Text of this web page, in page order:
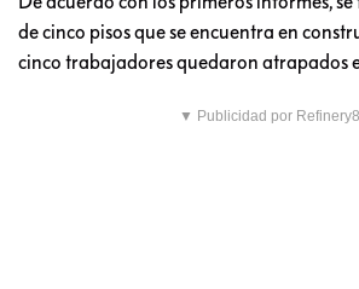
de cinco pisos que se encuentra en
cinco trabajadores quedaron atrapados
▼ Publicidad por